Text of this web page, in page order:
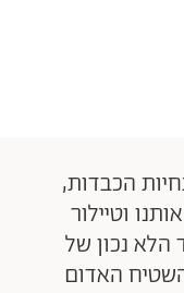
הכבדות,
וטיילור
הלא נכון של
האדום